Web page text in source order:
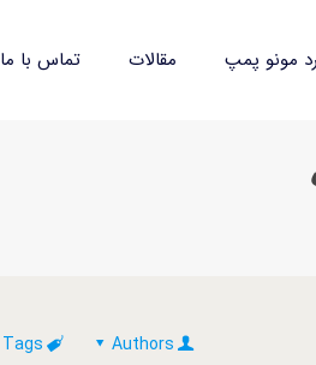
مونو پمپ مقالات تماس با ما
Tags Authors